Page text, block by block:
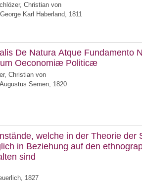
Christian von
Karl Haberland, 1811
De Natura Atque Fundamento
Oeconomiæ Politicæ
Christian von
Semen, 1820
welche in der Theorie der
in Beziehung auf den
sind
1827